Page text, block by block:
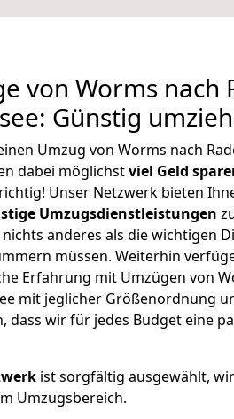
von Worms nach
Günstig
Umzug von Worms nach
dabei möglichstviel Geld
Unser Netzwerk bieten
Umzugsdienstleistungen
nichts anderes als die wichtigen
müssen. Weiterhin
Erfahrung mit Umzügen von
mit jeglicher Größenordnung
dass wir für jedes Budget eine
ist sorgfältig ausgewählt,
Umzugsbereich.